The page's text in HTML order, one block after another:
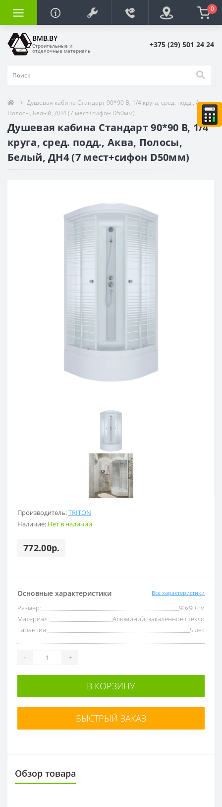
0
BMB.BY
Строительные и
отделочные материалы
+375 (29) 501 24 24
Душевая кабина Стандарт 90*90 В, 1/4 круга, сред. подд., Аква,
Полосы, Белый, ДН4 (7 мест+сифон D50мм)
Душевая кабина Стандарт 90*90 В, 1/4
круга, сред. подд., Аква, Полосы,
Белый, ДН4 (7 мест+сифон D50мм)
Производитель:TRITON
Наличие: Нет в наличии
772.00р.
Основные характеристики Все характеристики
Размер:
90х90 см
Материал:
Алюминий, закаленное стекло
Гарантия:
5 лет
- +
В КОРЗИНУ
БЫСТРЫЙ ЗАКАЗ
Обзор товара